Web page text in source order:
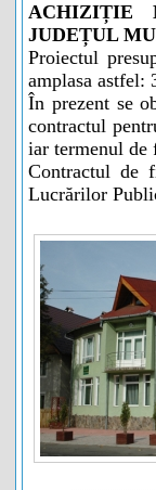
ACHIZIȚIE
JUDEȚUL
Proiectul
amplasa
În prezent se
contractul
iar termenul de
Contractul de
Lucrărilor